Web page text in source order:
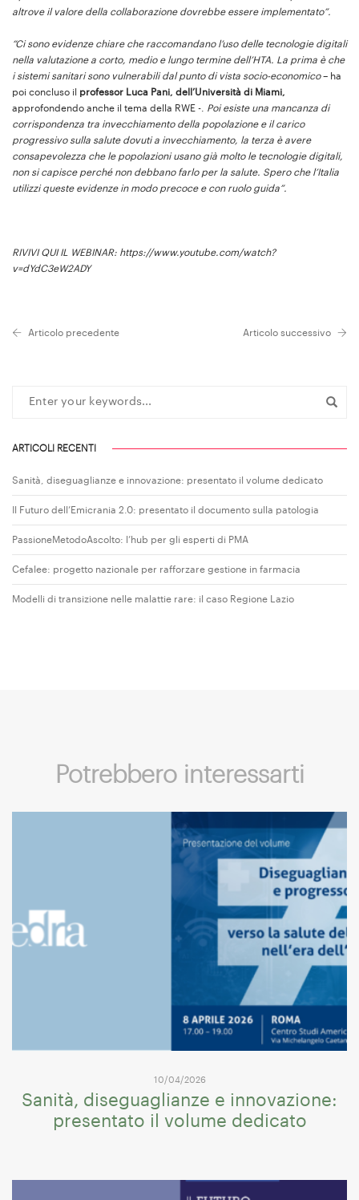
altrove il valore della collaborazione dovrebbe essere implementato”.
“Ci sono evidenze chiare che raccomandano l’uso delle tecnologie digitali
nella valutazione a corto, medio e lungo termine dell’HTA. La prima è che
i sistemi sanitari sono vulnerabili dal punto di vista socio-economico– ha
poi concluso il professor Luca Pani, dell’Università di Miami,
approfondendo anche il tema della RWE -. Poi esiste una mancanza di
corrispondenza tra invecchiamento della popolazione e il carico
progressivo sulla salute dovuti a invecchiamento, la terza è avere
consapevolezza che le popolazioni usano già molto le tecnologie digitali,
non si capisce perché non debbano farlo per la salute. Spero che l’Italia
utilizzi queste evidenze in modo precoce e con ruolo guida”.
RIVIVI QUI IL WEBINAR: https://www.youtube.com/watch?
v=dYdC3eW2ADY
Articolo precedente Articolo successivo
ARTICOLI RECENTI
Sanità, diseguaglianze e innovazione: presentato il volume dedicato
Il Futuro dell’Emicrania 2.0: presentato il documento sulla patologia
PassioneMetodoAscolto: l’hub per gli esperti di PMA
Cefalee: progetto nazionale per rafforzare gestione in farmacia
Modelli di transizione nelle malattie rare: il caso Regione Lazio
Potrebbero interessarti
10/04/2026
Sanità, diseguaglianze e innovazione:
presentato il volume dedicato